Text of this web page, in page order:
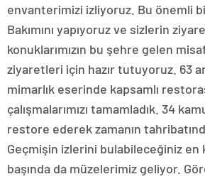
envanterimizi izliyoruz. Bu önemli bir
Bakımını yapıyoruz ve sizlerin
konuklarımızın bu şehre gelen
ziyaretleri için hazır tutuyoruz. 63
mimarlık eserinde kapsamlı
çalışmalarımızı tamamladık. 34
restore ederek zamanın
Geçmişin izlerini bulabileceğiniz en
başında da müzelerimiz geliyor.